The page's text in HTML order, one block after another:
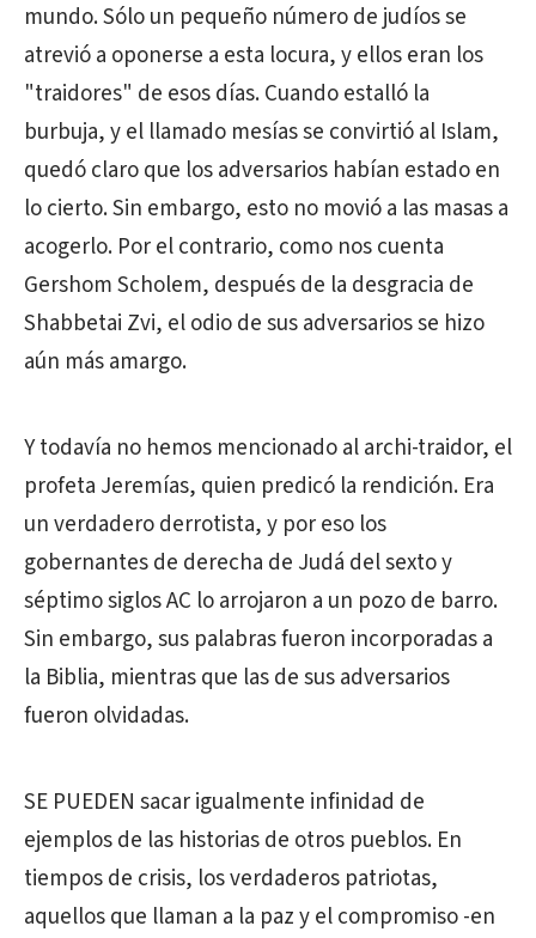
mundo. Sólo un pequeño número de judíos se
atrevió a oponerse a esta locura, y ellos eran los
"traidores" de esos días. Cuando estalló la
burbuja, y el llamado mesías se convirtió al Islam,
quedó claro que los adversarios habían estado en
lo cierto. Sin embargo, esto no movió a las masas a
acogerlo. Por el contrario, como nos cuenta
Gershom Scholem, después de la desgracia de
Shabbetai Zvi, el odio de sus adversarios se hizo
aún más amargo.
Y todavía no hemos mencionado al archi-traidor, el
profeta Jeremías, quien predicó la rendición. Era
un verdadero derrotista, y por eso los
gobernantes de derecha de Judá del sexto y
séptimo siglos AC lo arrojaron a un pozo de barro.
Sin embargo, sus palabras fueron incorporadas a
la Biblia, mientras que las de sus adversarios
fueron olvidadas.
SE PUEDEN sacar igualmente infinidad de
ejemplos de las historias de otros pueblos. En
tiempos de crisis, los verdaderos patriotas,
aquellos que llaman a la paz y el compromiso -en